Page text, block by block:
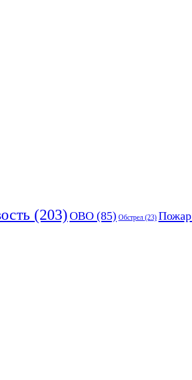
(203)ОВО (85) Обстрел (23) Пожар